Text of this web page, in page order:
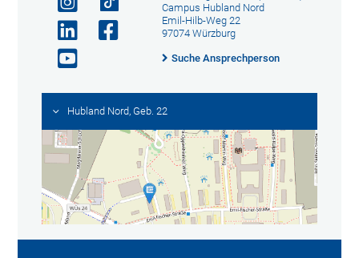
Campus Hubland Nord
Emil-Hilb-Weg 22
97074 Würzburg
Suche Ansprechperson
Hubland Nord, Geb. 22